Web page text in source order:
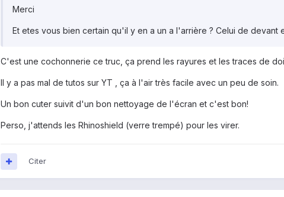
Merci
Et etes vous bien certain qu'il y en a un a l'arrière ? Celui de
C'est une cochonnerie ce truc, ça prend les rayures et les traces de
Il y a pas mal de tutos sur YT , ça à l'air très facile avec un peu de soin.
Un bon cuter suivit d'un bon nettoyage de l'écran et c'est bon!
Perso, j'attends les Rhinoshield (verre trempé) pour les virer.
Citer